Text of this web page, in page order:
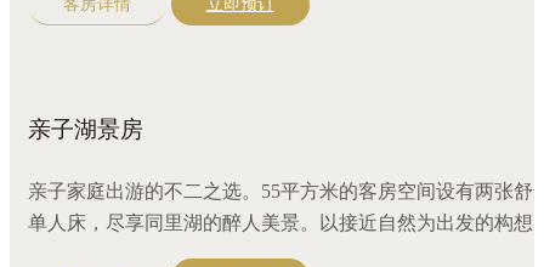
选好茶，更有全套奢华沐浴精品。
客房详情 立即预订
亲子湖景房
亲子家庭出游的不二之选。55平方米的客房空间设有两张舒
单人床，尽享同里湖的醉人美景。以接近自然为出发的构想
明亮柔和与原木色巧妙搭配，呈现一处自然温馨的亲子度假